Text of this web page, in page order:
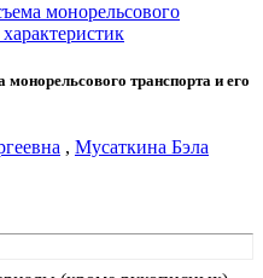
монорельсового
транспорта и его
, Мусаткина Бэла